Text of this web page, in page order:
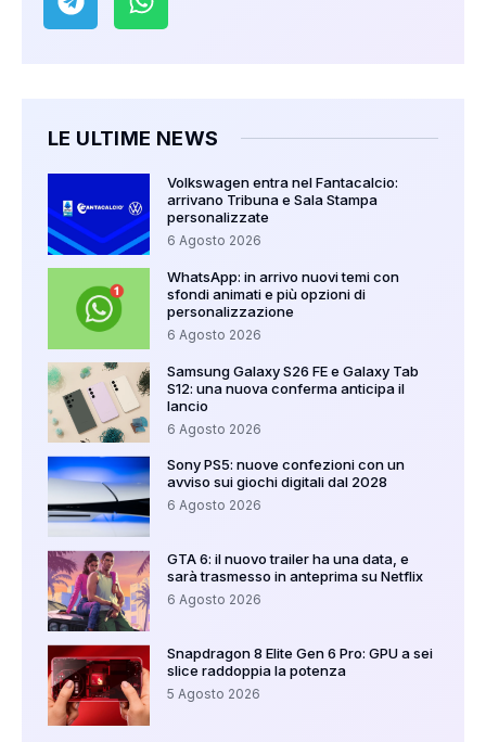
LE ULTIME NEWS
Volkswagen entra nel Fantacalcio:
arrivano Tribuna e Sala Stampa
personalizzate
6 Agosto 2026
WhatsApp: in arrivo nuovi temi con
sfondi animati e più opzioni di
personalizzazione
6 Agosto 2026
Samsung Galaxy S26 FE e Galaxy Tab
S12: una nuova conferma anticipa il
lancio
6 Agosto 2026
Sony PS5: nuove confezioni con un
avviso sui giochi digitali dal 2028
6 Agosto 2026
GTA 6: il nuovo trailer ha una data, e
sarà trasmesso in anteprima su Netflix
6 Agosto 2026
Snapdragon 8 Elite Gen 6 Pro: GPU a sei
slice raddoppia la potenza
5 Agosto 2026